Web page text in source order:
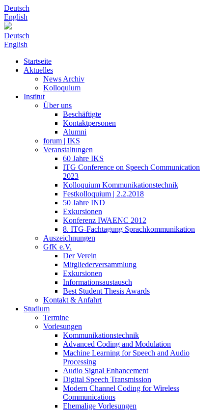
Deutsch
English
Deutsch
English
Startseite
Aktuelles
News Archiv
Kolloquium
Institut
Über uns
Beschäftigte
Kontaktpersonen
Alumni
forum | IKS
Veranstaltungen
60 Jahre IKS
ITG Conference on Speech Communication
2023
Kolloquium Kommunikationstechnik
Festkolloquium | 2.2.2018
50 Jahre IND
Exkursionen
Konferenz IWAENC 2012
8. ITG-Fachtagung Sprachkommunikation
Auszeichnungen
GfK e.V.
Der Verein
Mitgliederversammlung
Exkursionen
Informationsaustausch
Best Student Thesis Awards
Kontakt & Anfahrt
Studium
Termine
Vorlesungen
Kommunikationstechnik
Advanced Coding and Modulation
Machine Learning for Speech and Audio
Processing
Audio Signal Enhancement
Digital Speech Transmission
Modern Channel Coding for Wireless
Communications
Ehemalige Vorlesungen